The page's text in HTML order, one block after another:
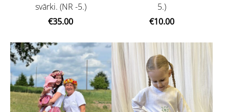
svārki. (NR -5.)
€35.00
5.)
€10.00